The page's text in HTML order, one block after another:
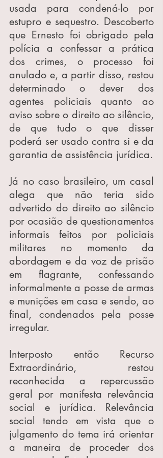
usada para condená-lo por
estupro e sequestro. Descoberto
que Ernesto foi obrigado pela
polícia a confessar a prática
dos crimes, o processo foi
anulado e, a partir disso, restou
determinado o dever dos
agentes policiais quanto ao
aviso sobre o direito ao silêncio,
de que tudo o que disser
poderá ser usado contra si e da
garantia de assistência jurídica.
Já no caso brasileiro, um casal
alega que não teria sido
advertido do direito ao silêncio
por ocasião de questionamentos
informais feitos por policiais
militares no momento da
abordagem e da voz de prisão
em flagrante, confessando
informalmente a posse de armas
e munições em casa e sendo, ao
final, condenados pela posse
irregular.
Interposto então Recurso
Extraordinário, restou
reconhecida a repercussão
geral por manifesta relevância
social e jurídica. Relevância
social tendo em vista que o
julgamento do tema irá orientar
a maneira de proceder dos